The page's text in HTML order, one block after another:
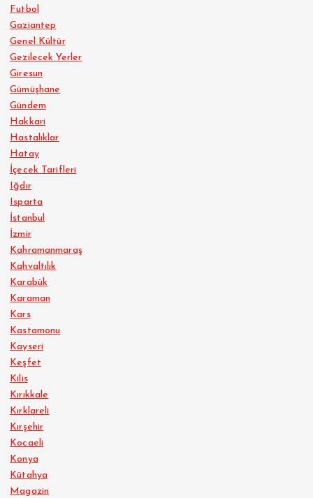
Futbol
Gaziantep
Genel Kültür
Gezilecek Yerler
Giresun
Gümüşhane
Gündem
Hakkari
Hastalıklar
Hatay
İçecek Tarifleri
Iğdır
Isparta
İstanbul
İzmir
Kahramanmaraş
Kahvaltılık
Karabük
Karaman
Kars
Kastamonu
Kayseri
Keşfet
Kilis
Kırıkkale
Kırklareli
Kırşehir
Kocaeli
Konya
Kütahya
Magazin